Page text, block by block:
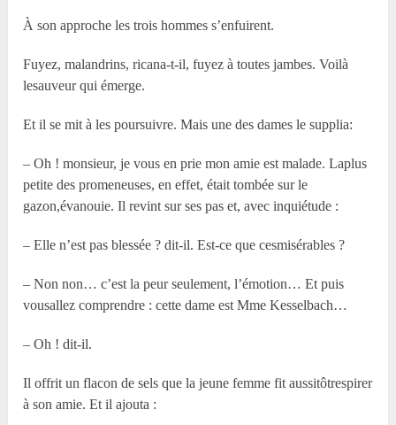
À son approche les trois hommes s’enfuirent.
Fuyez, malandrins, ricana-t-il, fuyez à toutes jambes. Voilà
lesauveur qui émerge.
Et il se mit à les poursuivre. Mais une des dames le supplia:
– Oh ! monsieur, je vous en prie mon amie est malade. Laplus
petite des promeneuses, en effet, était tombée sur le
gazon,évanouie. Il revint sur ses pas et, avec inquiétude :
– Elle n’est pas blessée ? dit-il. Est-ce que cesmisérables ?
– Non non… c’est la peur seulement, l’émotion… Et puis
vousallez comprendre : cette dame est Mme Kesselbach…
– Oh ! dit-il.
Il offrit un flacon de sels que la jeune femme fit aussitôtrespirer
à son amie. Et il ajouta :